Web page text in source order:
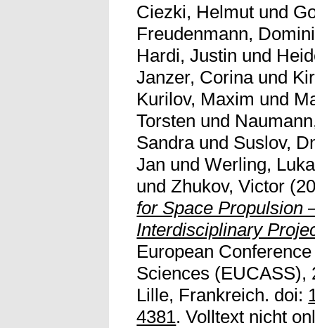
Ciezki, Helmut und
Freudenmann,
Hardi, Justin und
Janzer, Corinaund
Kurilov, Maxim und
Torsten und
Sandraund Suslov,
Jan undWerling,
undZhukov, Victor
for Space Propulsion
Interdisciplinary
European
Sciences (EUCASS),
Lille, Frankreich. doi:
4381. Volltext nicht